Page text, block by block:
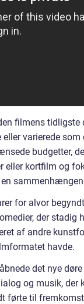
filmens
varierede
budgetter,
kortfilm og
for alvor
der stadig
af andre
havde.
det nye
og musik,
førte til